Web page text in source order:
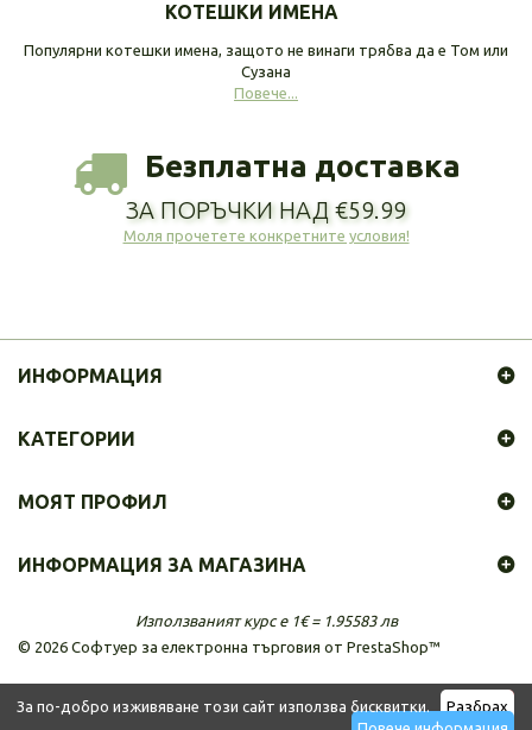
За по-добро изживяване този сайт използва бисквитки.
Разбрах
КОТЕШКИ ИМЕНА
Популярни котешки имена, защото не винаги трябва да е Том или
Сузана
Повече...
Безплатна доставка
ЗА ПОРЪЧКИ НАД €59.99
Моля прочетете конкретните условия!
ИНФОРМАЦИЯ
© 2026 Софтуер за електронна търговия от PrestaShop™
КАТЕГОРИИ
МОЯТ ПРОФИЛ
ИНФОРМАЦИЯ ЗА МАГАЗИНА
Използваният курс е 1€ = 1.95583 лв